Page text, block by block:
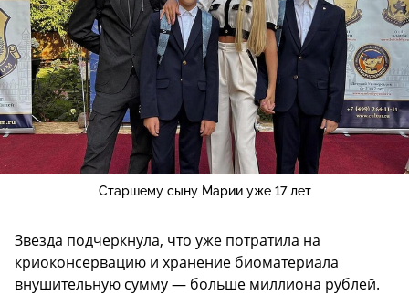
Старшему сыну Марии уже 17 лет
Звезда подчеркнула, что уже потратила на
криоконсервацию и хранение биоматериала
внушительную сумму — больше миллиона рублей.